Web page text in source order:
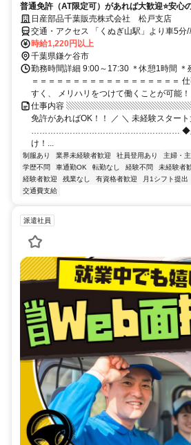
普通免許（AT限定可）があれば大歓迎⭐安心
日産部品千葉販売株式会社 松戸支店
交通・アクセス 「くぬぎ山駅」より車5分
時給1,220円以上
千葉県鎌ケ谷市
勤務時間詳細 9:00～17:30 ＊休憩1時間 ＊
＝＝＝＝＝＝＝＝＝＝＝＝＝＝＝＝＝＝
すく、 メリハリをつけて働くことが可能
仕事内容
免許があればOK！！ ／ ＼ 未経験スタート
……………………………………………… ◆必要
け！...
制服あり 業界未経験者歓迎 社員登用あり 主婦・
学歴不問
車通勤OK 転勤なし 経験不問 未経験者
経験者歓迎
残業なし 有資格者歓迎 月1シフト提出
交通費支給
派遣社員